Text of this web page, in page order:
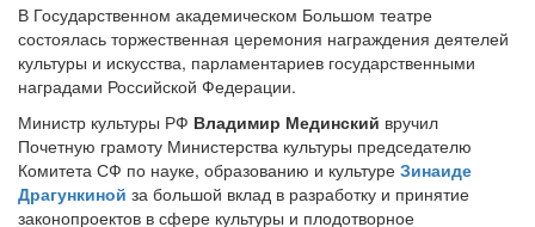
В Государственном академическом Большом театре
состоялась торжественная церемония награждения деятелей
культуры и искусства, парламентариев государственными
наградами Российской Федерации.
Министр культуры РФ Владимир Мединский вручил
Почетную грамоту Министерства культуры председателю
Комитета СФ по науке, образованию и культуре Зинаиде
Драгункиной за большой вклад в разработку и принятие
законопроектов в сфере культуры и плодотворное